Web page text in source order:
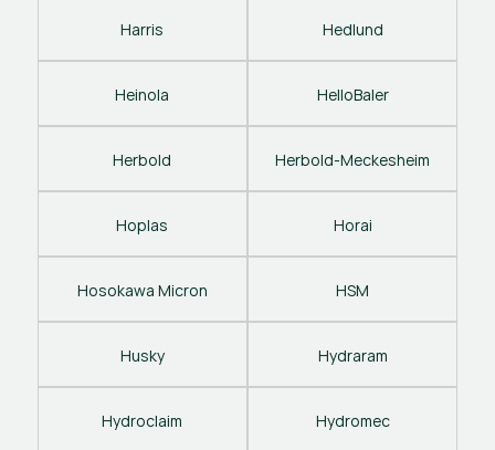
Harris Hedlund
Heinola HelloBaler
Herbold Herbold-Meckesheim
Hoplas Horai
Hosokawa Micron HSM
Husky Hydraram
Hydroclaim Hydromec